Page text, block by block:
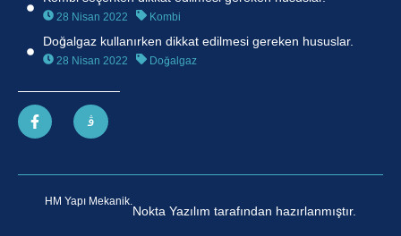
28 Nisan 2022 Kombi
Doğalgaz kullanırken dikkat edilmesi gereken hususlar.
28 Nisan 2022 Doğalgaz
HM Yapı Mekanik.
Nokta Yazılım tarafından hazırlanmıştır.